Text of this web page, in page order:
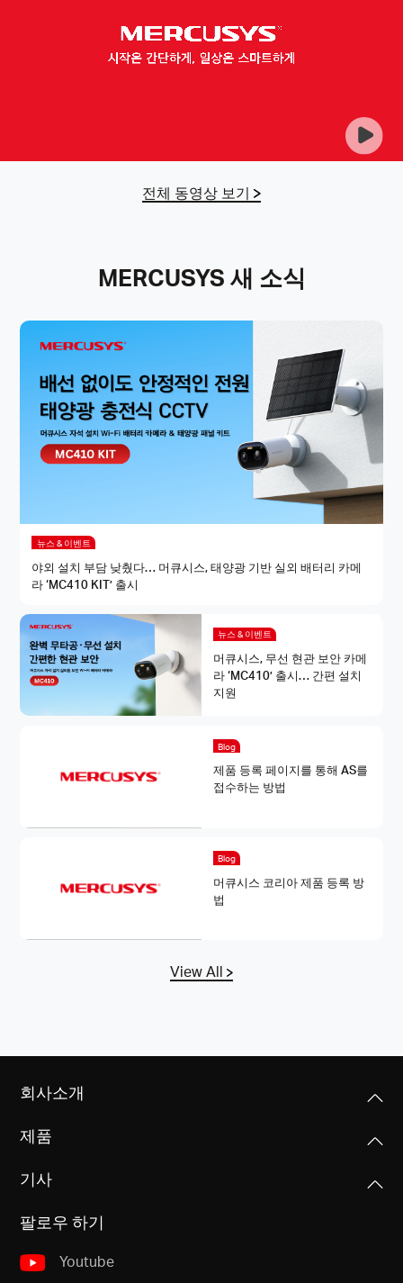
전체 동영상 보기
MERCUSYS 새 소식
뉴스 & 이벤트
야외 설치 부담 낮췄다… 머큐시스, 태양광 기반 실외 배터리 카메
라 ‘MC410 KIT’ 출시
뉴스 & 이벤트
머큐시스, 무선 현관 보안 카메
라 ‘MC410’ 출시… 간편 설치
지원
Blog
제품 등록 페이지를 통해 AS를
접수하는 방법
Blog
머큐시스 코리아 제품 등록 방
법
View All
회사소개
제품
기사
팔로우 하기
Youtube